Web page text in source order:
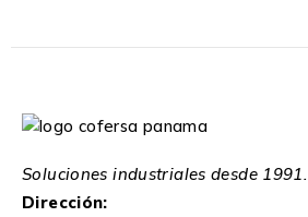
Soluciones industriales desde 1991.
Dirección: